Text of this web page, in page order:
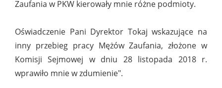
Zaufania w PKW kierowały mnie różne podmioty.
Oświadczenie Pani Dyrektor Tokaj wskazujące na
inny przebieg pracy Mężów Zaufania, złożone w
Komisji Sejmowej w dniu 28 listopada 2018 r.
wprawiło mnie w zdumienie".